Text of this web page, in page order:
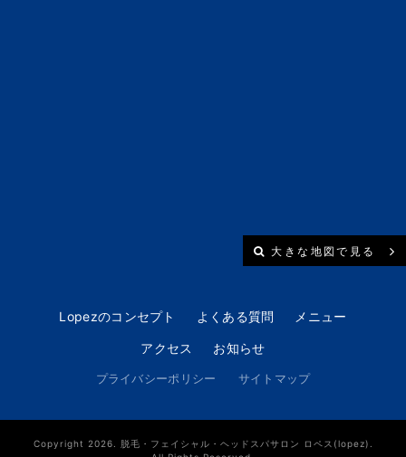
大きな地図で見る
Lopezのコンセプト よくある質問 メニュー
アクセス お知らせ
プライバシーポリシー サイトマップ
Copyright 2026. 脱毛・フェイシャル・ヘッドスパサロン ロペス(lopez).